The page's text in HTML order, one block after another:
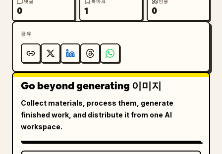
0 1 0
공유
Go beyond generating 이미지
Collect materials, process them, generate
finished work, and distribute it from one AI
workspace.